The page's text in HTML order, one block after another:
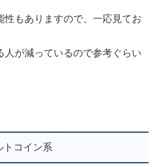
性もありますので、一応見てお
人が減っているので参考ぐらい
トコイン系